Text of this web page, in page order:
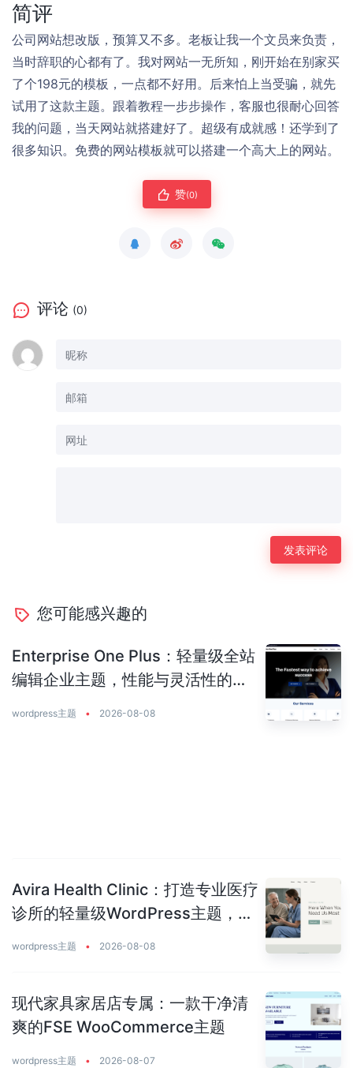
简评
公司网站想改版，预算又不多。老板让我一个文员来负责，
当时辞职的心都有了。我对网站一无所知，刚开始在别家买
了个198元的模板，一点都不好用。后来怕上当受骗，就先
试用了这款主题。跟着教程一步步操作，客服也很耐心回答
我的问题，当天网站就搭建好了。超级有成就感！还学到了
很多知识。免费的网站模板就可以搭建一个高大上的网站。
赞(0)
评论 (0)
您可能感兴趣的
Enterprise One Plus：轻量级全站
编辑企业主题，性能与灵活性的完
wordpress主题 • 2026-08-08
Avira Health Clinic：打造专业医疗
诊所的轻量级WordPress主题，让
患者主动预约你
wordpress主题 • 2026-08-08
现代家具家居店专属：一款干净清
爽的FSE WooCommerce主题
wordpress主题 • 2026-08-07